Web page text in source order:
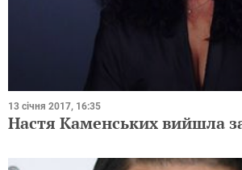
13 січня 2017, 16:35
Настя Каменських вийшла